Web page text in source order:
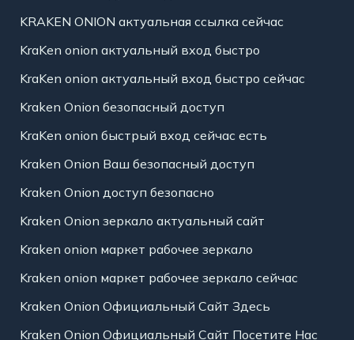
KRAKEN ONION актуальная ссылка сейчас
KraKen onion актуальный вход быстро
KraKen onion актуальный вход быстро сейчас
Kraken Onion безопасный доступ
KraKen onion быстрый вход сейчас есть
Kraken Onion Ваш безопасный доступ
Kraken Onion доступ безопасно
Kraken Onion зеркало актуальный сайт
Kraken onion маркет рабочее зеркало
Kraken onion маркет рабочее зеркало сейчас
Kraken Onion Официальный Сайт Здесь
Kraken Onion Официальный Сайт Посетите Нас